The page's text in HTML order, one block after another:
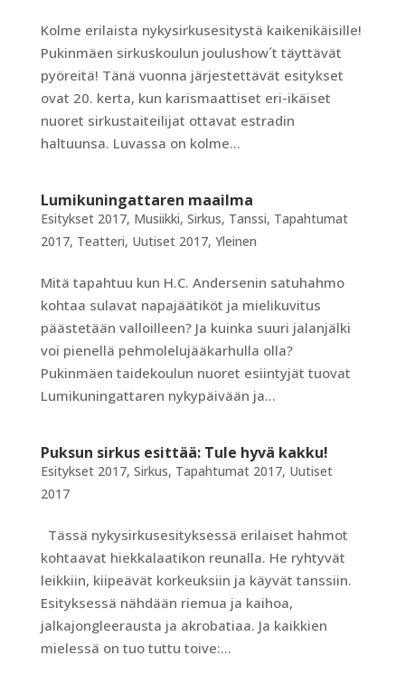
Kolme erilaista nykysirkusesitystä kaikenikäisille!
Pukinmäen sirkuskoulun joulushow´t täyttävät
pyöreitä! Tänä vuonna järjestettävät esitykset
ovat 20. kerta, kun karismaattiset eri-ikäiset
nuoret sirkustaiteilijat ottavat estradin
haltuunsa. Luvassa on kolme...
Lumikuningattaren maailma
Esitykset 2017, Musiikki, Sirkus, Tanssi, Tapahtumat
2017, Teatteri, Uutiset 2017, Yleinen
Mitä tapahtuu kun H.C. Andersenin satuhahmo
kohtaa sulavat napajäätiköt ja mielikuvitus
päästetään valloilleen? Ja kuinka suuri jalanjälki
voi pienellä pehmolelujääkarhulla olla?
Pukinmäen taidekoulun nuoret esiintyjät tuovat
Lumikuningattaren nykypäivään ja...
Puksun sirkus esittää: Tule hyvä kakku!
Esitykset 2017, Sirkus, Tapahtumat 2017, Uutiset
2017
Tässä nykysirkusesityksessä erilaiset hahmot
kohtaavat hiekkalaatikon reunalla. He ryhtyvät
leikkiin, kiipeävät korkeuksiin ja käyvät tanssiin.
Esityksessä nähdään riemua ja kaihoa,
jalkajongleerausta ja akrobatiaa. Ja kaikkien
mielessä on tuo tuttu toive:...